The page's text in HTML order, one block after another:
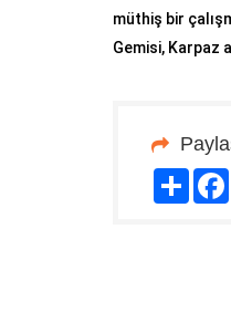
müthiş bir
Gemisi, Karpaz